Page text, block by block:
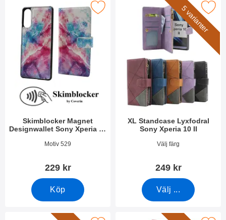
Skimblocker Magnet
Designwallet Sony Xperia 10
Art. nr 36471Motiv 529
229 kr
Köp
Designwallet Sony Xperia 10 II (XQ-AU51 / XQ-AU52)
5 varianter
XL Standcase Lyxfodral
Sony Xperia 10 II
Art. nr 50483Välj färg
249 kr
Välj ...
Makera xL Standcase Lyxfodral